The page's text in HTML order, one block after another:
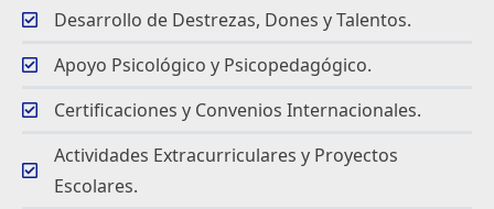
Desarrollo de Destrezas, Dones y Talentos.
Apoyo Psicológico y Psicopedagógico.
Certificaciones y Convenios Internacionales.
Actividades Extracurriculares y Proyectos
Escolares.